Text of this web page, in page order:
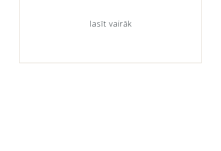
lasīt vairāk